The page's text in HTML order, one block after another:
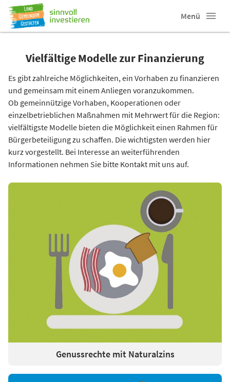
Menü
Vielfältige Modelle zur Finanzierung
Es gibt zahlreiche Möglichkeiten, ein Vorhaben zu finanzieren
und gemeinsam mit einem Anliegen voranzukommen.
Ob gemeinnützige Vorhaben, Kooperationen oder
einzelbetrieblichen Maßnahmen mit Mehrwert für die Region:
vielfältigste Modelle bieten die Möglichkeit einen Rahmen für
Bürgerbeteiligung zu schaffen. Die wichtigsten werden hier
kurz vorgestellt. Bei Interesse an weiterführenden
Informationen nehmen Sie bitte Kontakt mit uns auf.
Genussrechte mit Naturalzins